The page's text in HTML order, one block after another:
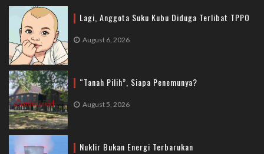
Lagi, Anggota Suku Kubu Diduga Terlibat TPPO
August 6, 2026
“Tanah Pilih”, Siapa Penemunya?
August 5, 2026
Nuklir Bukan Energi Terbarukan